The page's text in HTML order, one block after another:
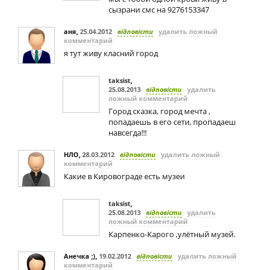
сызрани смс на 9276153347
аня, 25.04.2012 відповісти удалить ложный
комментарий
я тут живу класний город
taksist,
25.08.2013 відповісти удалить
ложный комментарий
Город сказка, город мечта ,
попадаешь в его сети, пропадаеш
навсегда!!!
НЛО, 28.03.2012 відповісти удалить ложный
комментарий
Какие в Кировограде есть музеи
taksist,
25.08.2013 відповісти удалить
ложный комментарий
Карпенко-Карого ,улётный музей.
Анечка ;), 19.02.2012 відповісти удалить ложный
комментарий